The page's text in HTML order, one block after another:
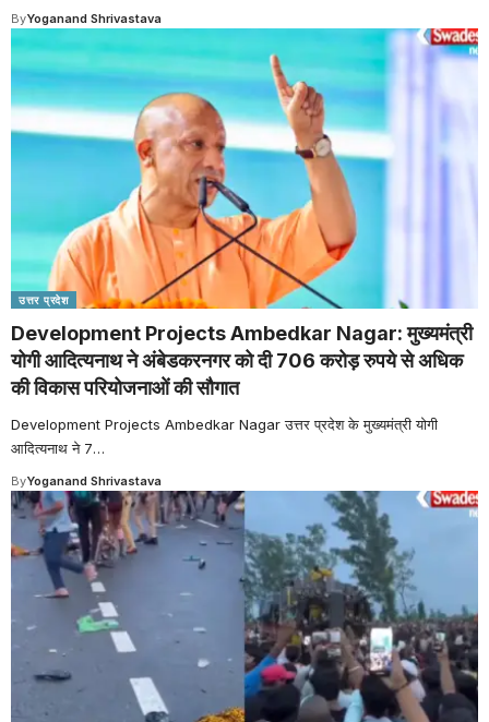
ByYoganand Shrivastava
उत्तर प्रदेश
Development Projects Ambedkar Nagar: मुख्यमंत्री
योगी आदित्यनाथ ने अंबेडकरनगर को दी 706 करोड़ रुपये से अधिक
की विकास परियोजनाओं की सौगात
Development Projects Ambedkar Nagar उत्तर प्रदेश के मुख्यमंत्री योगी
आदित्यनाथ ने 7…
ByYoganand Shrivastava